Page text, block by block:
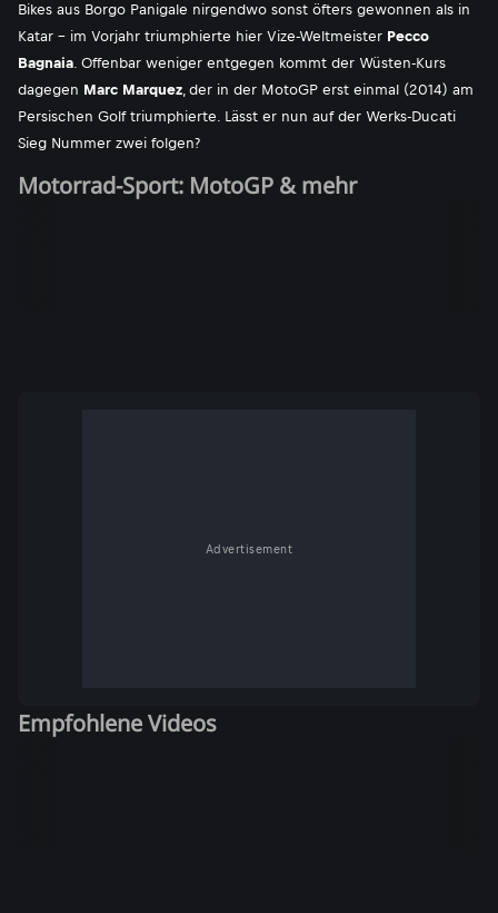
Bikes aus Borgo Panigale nirgendwo sonst öfters gewonnen als in
Katar - im Vorjahr triumphierte hier Vize-Weltmeister Pecco
Bagnaia. Offenbar weniger entgegen kommt der Wüsten-Kurs
dagegen Marc Marquez, der in der MotoGP erst einmal (2014) am
Persischen Golf triumphierte. Lässt er nun auf der Werks-Ducati
Sieg Nummer zwei folgen?
Motorrad-Sport: MotoGP & mehr
Advertisement
Empfohlene Videos